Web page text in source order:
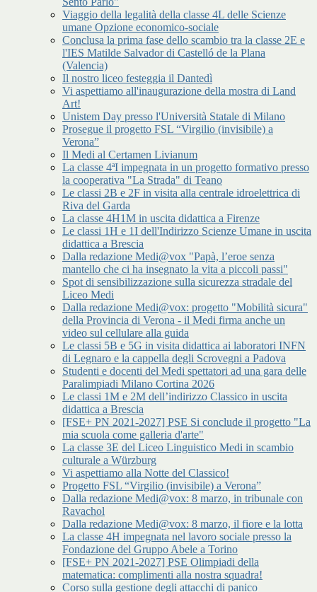
Viaggio della legalità della classe 4L delle Scienze
umane Opzione economico-sociale
Conclusa la prima fase dello scambio tra la classe 2E e
l'IES Matilde Salvador di Castelló de la Plana
(Valencia)
Il nostro liceo festeggia il Dantedì
Vi aspettiamo all'inaugurazione della mostra di Land
Art!
Unistem Day presso l'Università Statale di Milano
Prosegue il progetto FSL “Virgilio (invisibile) a
Verona”
Il Medi al Certamen Livianum
La classe 4ªI impegnata in un progetto formativo presso
la cooperativa "La Strada" di Teano
Le classi 2B e 2F in visita alla centrale idroelettrica di
Riva del Garda
La classe 4H1M in uscita didattica a Firenze
Le classi 1H e 1I dell'Indirizzo Scienze Umane in uscita
didattica a Brescia
Dalla redazione Medi@vox "Papà, l’eroe senza
mantello che ci ha insegnato la vita a piccoli passi"
Spot di sensibilizzazione sulla sicurezza stradale del
Liceo Medi
Dalla redazione Medi@vox: progetto "Mobilità sicura"
della Provincia di Verona - il Medi firma anche un
video sul cellulare alla guida
Le classi 5B e 5G in visita didattica ai laboratori INFN
di Legnaro e la cappella degli Scrovegni a Padova
Studenti e docenti del Medi spettatori ad una gara delle
Paralimpiadi Milano Cortina 2026
Le classi 1M e 2M dell’indirizzo Classico in uscita
didattica a Brescia
[FSE+ PN 2021-2027] PSE Si conclude il progetto "La
mia scuola come galleria d'arte"
La classe 3E del Liceo Linguistico Medi in scambio
culturale a Würzburg
Vi aspettiamo alla Notte del Classico!
Progetto FSL “Virgilio (invisibile) a Verona”
Dalla redazione Medi@vox: 8 marzo, in tribunale con
Ravachol
Dalla redazione Medi@vox: 8 marzo, il fiore e la lotta
La classe 4H impegnata nel lavoro sociale presso la
Fondazione del Gruppo Abele a Torino
[FSE+ PN 2021-2027] PSE Olimpiadi della
matematica: complimenti alla nostra squadra!
Corso sulla gestione degli attacchi di panico